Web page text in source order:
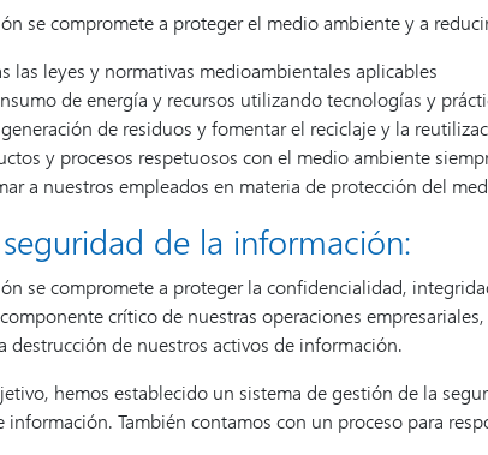
se compromete a proteger el medio ambiente y a
las leyes y normativas medioambientales aplicables
de energía y recursos utilizando tecnologías y
de residuos y fomentar el reciclaje y la
y procesos respetuosos con el medio ambiente
a nuestros empleados en materia de protección del
de la información:
se compromete a proteger la confidencialidad,
crítico de nuestras operaciones
destrucción de nuestros activos de información.
hemos establecido un sistema de gestión de la
información. También contamos con un proceso para